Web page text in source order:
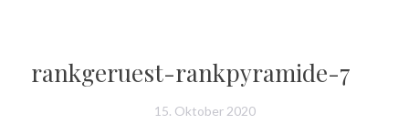
rankgeruest-rankpyramide-7
15. Oktober 2020